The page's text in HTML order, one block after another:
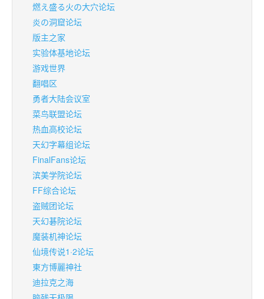
燃え盛る火の大穴论坛
炎の洞窟论坛
版主之家
实验体基地论坛
游戏世界
翻唱区
勇者大陆会议室
菜鸟联盟论坛
热血高校论坛
天幻字幕组论坛
FinalFans论坛
滨美学院论坛
FF综合论坛
盗贼团论坛
天幻碁院论坛
魔装机神论坛
仙境传说1·2论坛
東方博麗神社
迪拉克之海